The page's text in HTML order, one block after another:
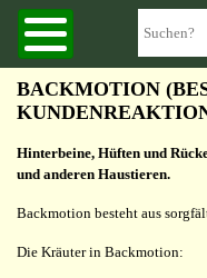
BACKMOTION
Hinterbeine, Hüften und
und anderen Haustieren.
Backmotion besteht aus
Die Kräuter in Backmotion: